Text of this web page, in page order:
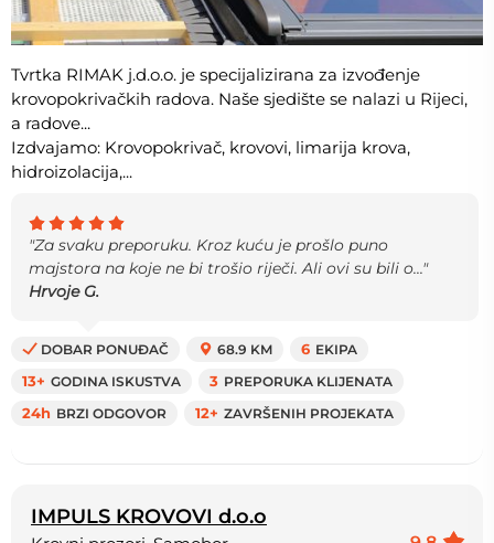
Tvrtka RIMAK j.d.o.o. je specijalizirana za izvođenje
krovopokrivačkih radova. Naše sjedište se nalazi u Rijeci,
a radove...
Izdvajamo: Krovopokrivač, krovovi, limarija krova,
hidroizolacija,...
"Za svaku preporuku. Kroz kuću je prošlo puno
majstora na koje ne bi trošio riječi. Ali ovi su bili o..."
Hrvoje G.
DOBAR PONUĐAČ 68.9 KM 6 EKIPA
13+ GODINA ISKUSTVA 3 PREPORUKA KLIJENATA
24h BRZI ODGOVOR 12+ ZAVRŠENIH PROJEKATA
IMPULS KROVOVI d.o.o